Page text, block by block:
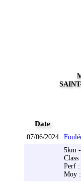
Date
07/06/2024
5km
Perf :
Moy